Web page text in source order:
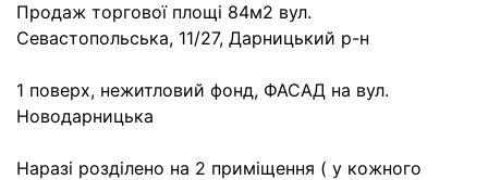
Продаж торгової площі 84м2 вул.
Севастопольська, 11/27, Дарницький р-н
1 поверх, нежитловий фонд, ФАСАД на вул.
Новодарницька
Наразі розділено на 2 приміщення ( у кожного